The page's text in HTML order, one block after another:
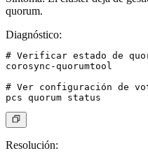
quorum.
Diagnóstico:
# Verificar estado de
corosync-quorumtool
# Ver configuración de
Resolución: